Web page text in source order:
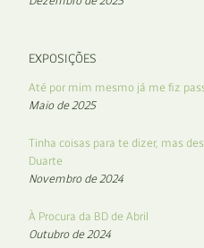
EXPOSIÇÕES
Até por mim mesmo já me fiz
Maio de 2025
Tinha coisas para te dizer, mas
Duarte
Novembro de 2024
À Procura da BD de Abril
Outubro de 2024